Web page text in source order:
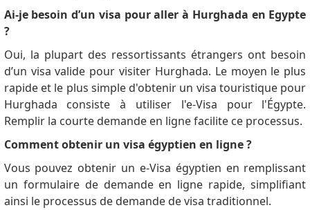
Ai-je besoin d’un visa pour aller à Hurghada en Egypte
?
Oui, la plupart des ressortissants étrangers ont besoin
d’un visa valide pour visiter Hurghada. Le moyen le plus
rapide et le plus simple d'obtenir un visa touristique pour
Hurghada consiste à utiliser l'e-Visa pour l'Égypte.
Remplir la courte demande en ligne facilite ce processus.
Comment obtenir un visa égyptien en ligne ?
Vous pouvez obtenir un e-Visa égyptien en remplissant
un formulaire de demande en ligne rapide, simplifiant
ainsi le processus de demande de visa traditionnel.